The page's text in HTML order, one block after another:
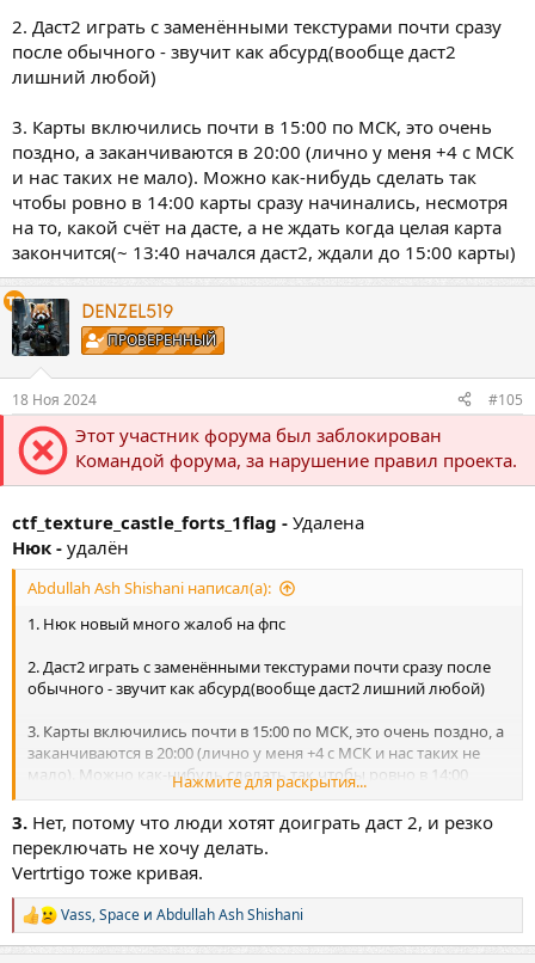
2. Даст2 играть с заменёнными текстурами почти сразу
после обычного - звучит как абсурд(вообще даст2
лишний любой)
3. Карты включились почти в 15:00 по МСК, это очень
поздно, а заканчиваются в 20:00 (лично у меня +4 с МСК
и нас таких не мало). Можно как-нибудь сделать так
чтобы ровно в 14:00 карты сразу начинались, несмотря
на то, какой счёт на дасте, а не ждать когда целая карта
закончится(~ 13:40 начался даст2, ждали до 15:00 карты)
DENZEL519
ПРОВЕРЕННЫЙ
18 Ноя 2024 #105
Этот участник форума был заблокирован
Командой форума, за нарушение правил проекта.
ctf_texture_castle_forts_1flag - Удалена
Нюк - удалён
Abdullah Ash Shishani написал(а):
1. Нюк новый много жалоб на фпс
2. Даст2 играть с заменёнными текстурами почти сразу после
обычного - звучит как абсурд(вообще даст2 лишний любой)
3. Карты включились почти в 15:00 по МСК, это очень поздно, а
заканчиваются в 20:00 (лично у меня +4 с МСК и нас таких не
мало). Можно как-нибудь сделать так чтобы ровно в 14:00
карты сразу начинались, несмотря на то, какой счёт на дасте, а
не ждать когда целая карта закончится(~ 13:40 начался даст2,
ждали до 15:00 карты)
Нажмите для раскрытия...
3. Нет, потому что люди хотят доиграть даст 2, и резко
переключать не хочу делать.
Vertrtigo тоже кривая.
Р
е
Vass,Space и Abdullah Ash Shishani